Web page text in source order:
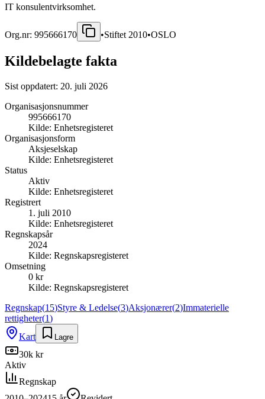
IT konsulentvirksomhet.
Org.nr: 995666170 •Stiftet 2010•OSLO
Kildebelagte fakta
Sist oppdatert: 20. juli 2026
Organisasjonsnummer
995666170
Kilde: Enhetsregisteret
Organisasjonsform
Aksjeselskap
Kilde: Enhetsregisteret
Status
Aktiv
Kilde: Enhetsregisteret
Registrert
1. juli 2010
Kilde: Enhetsregisteret
Regnskapsår
2024
Kilde: Regnskapsregisteret
Omsetning
0 kr
Kilde: Regnskapsregisteret
Regnskap(15)Styre & Ledelse(3)Aksjonærer(2)Immaterielle
rettigheter(1)
Kart
Lagre
30k kr
Aktiv
Regnskap